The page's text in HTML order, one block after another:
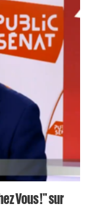
Vous !" sur